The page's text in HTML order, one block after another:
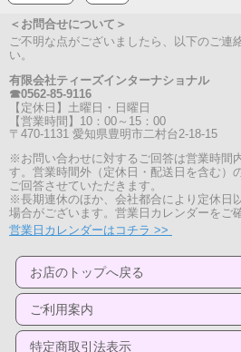
＜お問合せについて＞
ご不明な点がございましたら、以下のご連
い。
有限会社ティーズインターナショナル
☎0562-85-9116
【定休日】土曜日・日曜日
【営業時間】10：00～15：00
〒470-1131 愛知県豊明市二村台2-18-15
※お問い合わせに対するご回答は営業時間
す。営業時間外（定休日・配送日を含む）
ご回答させていただきます。
※長期連休のほか、会社都合により定休日
場合がございます。営業日カレンダーをご
営業日カレンダーはコチラ >>
お店のトップへ戻る
ご利用案内
特定商取引法表示